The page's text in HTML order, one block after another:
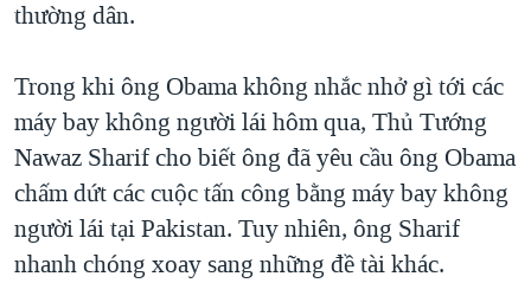
thường dân.
Trong khi ông Obama không nhắc nhở gì tới các
máy bay không người lái hôm qua, Thủ Tướng
Nawaz Sharif cho biết ông đã yêu cầu ông Obama
chấm dứt các cuộc tấn công bằng máy bay không
người lái tại Pakistan. Tuy nhiên, ông Sharif
nhanh chóng xoay sang những đề tài khác.